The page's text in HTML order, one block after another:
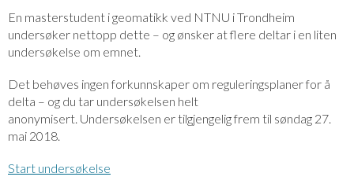
En masterstudent i geomatikk ved NTNU i Trondheim
undersøker nettopp dette – og ønsker at flere deltar i en liten
undersøkelse om emnet.
Det behøves ingen forkunnskaper om reguleringsplaner for å
delta – og du tar undersøkelsen helt
anonymisert. Undersøkelsen er tilgjengelig frem til søndag 27.
mai 2018.
Start undersøkelse